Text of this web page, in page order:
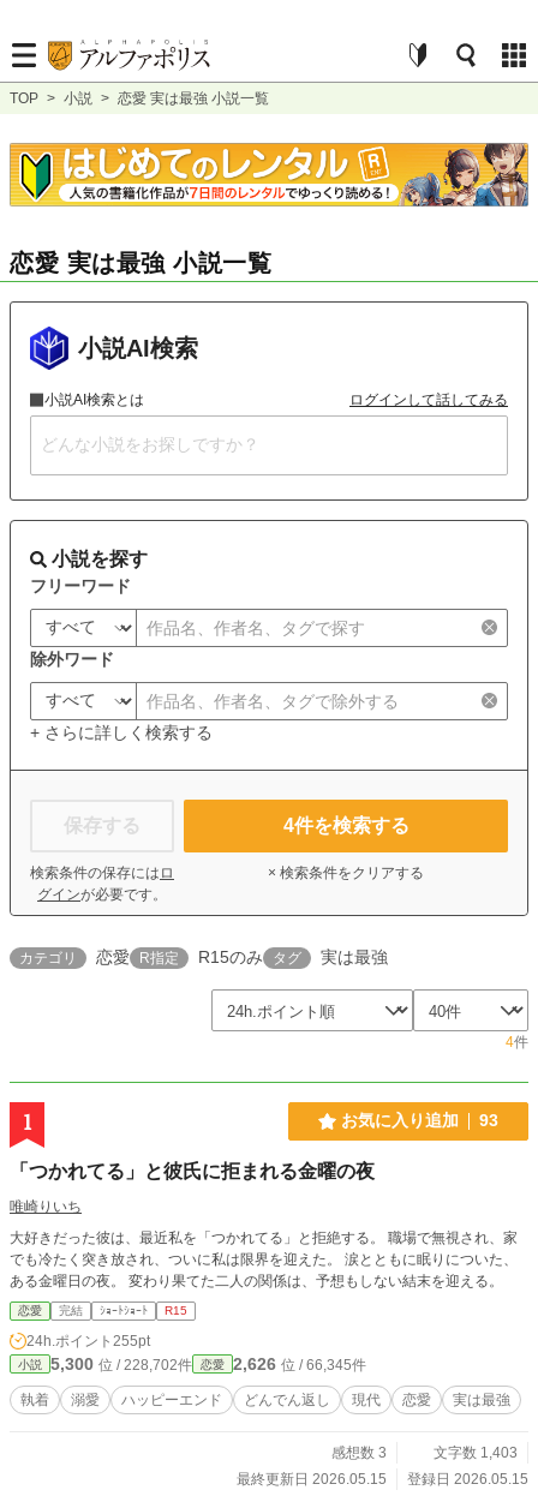
TOP > 小説 > 恋愛 実は最強 小説一覧
恋愛 実は最強 小説一覧
小説AI検索
小説AI検索とは ログインして話してみる
小説を探す
フリーワード
除外ワード
+ さらに詳しく検索する
保存する
検索条件の保存には ロ
グインが必要です。
4件を検索する
× 検索条件をクリアする
カテゴリ 恋愛 R指定 R15のみ タグ 実は最強
4件
1 お気に入り追加 93
「つかれてる」と彼氏に拒まれる金曜の夜
唯崎りいち
大好きだった彼は、最近私を「つかれてる」と拒絶する。 職場で無視され、家
でも冷たく突き放され、ついに私は限界を迎えた。 涙とともに眠りについた、
ある金曜日の夜。 変わり果てた二人の関係は、予想もしない結末を迎える。
恋愛 完結 ｼｮｰﾄｼｮｰﾄ R15
24h.ポイント 255pt
小説 5,300 位 / 228,702件 恋愛 2,626 位 / 66,345件
執着 溺愛 ハッピーエンド どんでん返し 現代 恋愛 実は最強
感想数 3
文字数 1,403
最終更新日 2026.05.15
登録日 2026.05.15